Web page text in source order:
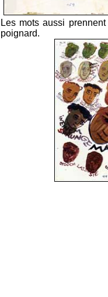
Les mots aussi
poignard.